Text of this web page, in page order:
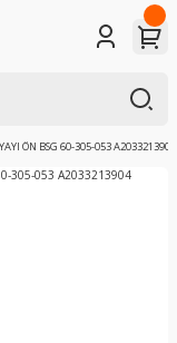
ÖN BSG 60-305-053 A2033213904